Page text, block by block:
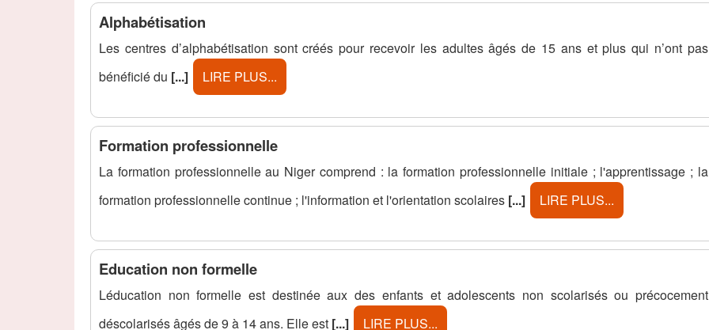
Alphabétisation
Les centres d’alphabétisation sont créés pour recevoir les adultes âgés de 15 ans et plus qui n’ont pas
bénéficié du [...] LIRE PLUS...
Formation professionnelle
La formation professionnelle au Niger comprend : la formation professionnelle initiale ; l'apprentissage ; la
formation professionnelle continue ; l'information et l'orientation scolaires [...] LIRE PLUS...
Education non formelle
Léducation non formelle est destinée aux des enfants et adolescents non scolarisés ou précocement
déscolarisés âgés de 9 à 14 ans. Elle est [...] LIRE PLUS...